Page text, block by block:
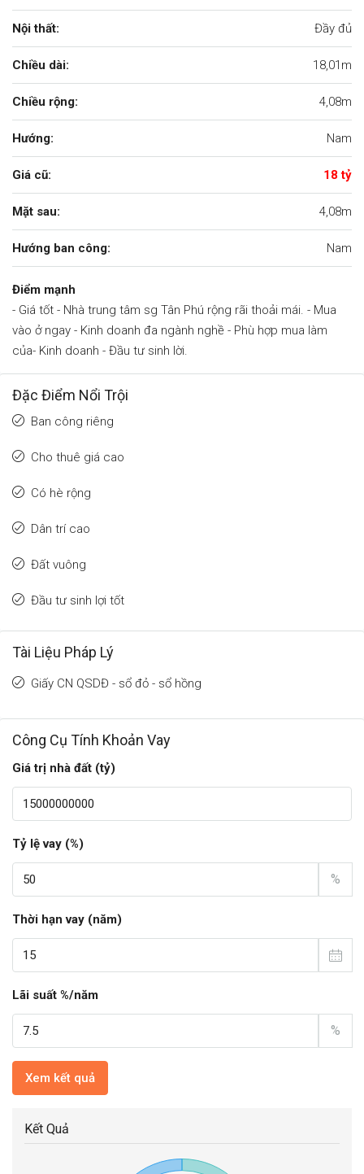
Nội thất: Đầy đủ
Chiều dài: 18,01m
Chiều rộng: 4,08m
Hướng: Nam
Giá cũ: 18 tỷ
Mặt sau: 4,08m
Hướng ban công: Nam
Điểm mạnh
- Giá tốt - Nhà trung tâm sg Tân Phú rộng rãi thoải mái. - Mua
vào ở ngay - Kinh doanh đa ngành nghề - Phù hợp mua làm
của- Kinh doanh - Đầu tư sinh lời.
Đặc Điểm Nổi Trội
Ban công riêng
Cho thuê giá cao
Có hè rộng
Dân trí cao
Đất vuông
Đầu tư sinh lợi tốt
Tài Liệu Pháp Lý
Giấy CN QSDĐ - sổ đỏ - sổ hồng
Công Cụ Tính Khoản Vay
Giá trị nhà đất (tỷ)
Tỷ lệ vay (%)
%
Thời hạn vay (năm)
Lãi suất %/năm
%
Xem kết quả
Kết Quả